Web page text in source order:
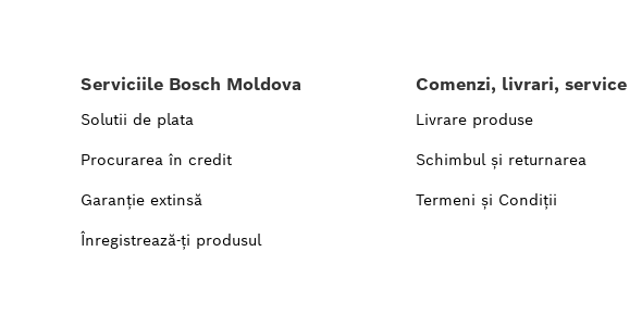
Serviciile Bosch Moldova
Solutii de plata
Procurarea în credit
Garanție extinsă
Înregistrează-ți produsul
Comenzi, livrari, service
Livrare produse
Schimbul și returnarea
Termeni și Condiții